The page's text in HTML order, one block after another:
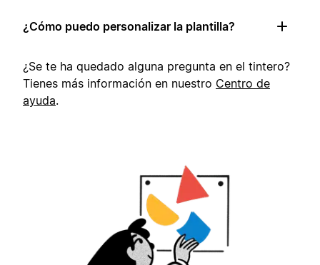
¿Cómo puedo personalizar la plantilla?
¿Se te ha quedado alguna pregunta en el tintero?
Tienes más información en nuestro Centro de
ayuda.